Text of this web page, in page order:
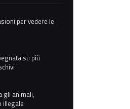
per vedere le
su più
gli animali,
illegale